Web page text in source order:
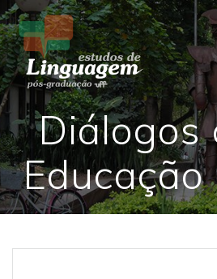
Skip
to
Diálogos